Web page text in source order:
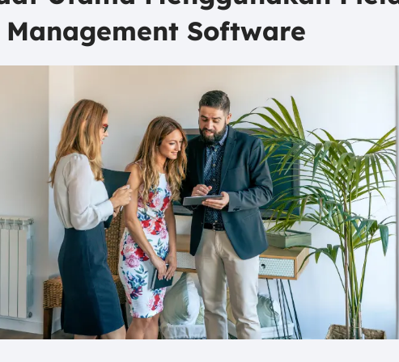
Management Software